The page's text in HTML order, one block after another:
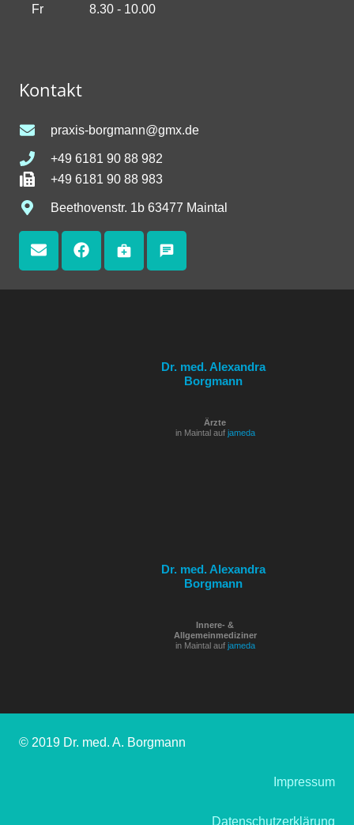
Fr 8.30 - 10.00
Kontakt
praxis-borgmann@gmx.de
+49 6181 90 88 982
+49 6181 90 88 983
Beethovenstr. 1b 63477 Maintal
medical_services chat
Dr. med. Alexandra
Borgmann
Ärzte
in Maintal auf jameda
Dr. med. Alexandra
Borgmann
Innere- &
Allgemeinmediziner
in Maintal auf jameda
© 2019 Dr. med. A. Borgmann
Impressum
Datenschutzerklärung